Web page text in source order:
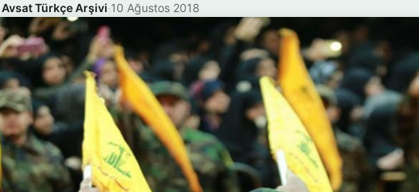
Türkçe Arşivi·10 Ağustos 2018